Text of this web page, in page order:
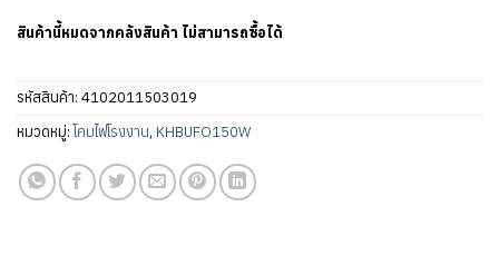
สินค้านี้หมดจากคลังสินค้า ไม่สามารถซื้อได้
รหัสสินค้า: 4102011503019
หมวดหมู่: โคมไฟโรงงาน, KHBUFO150W